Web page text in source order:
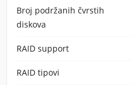
Broj podržanih čvrstih
diskova
RAID support
RAID tipovi